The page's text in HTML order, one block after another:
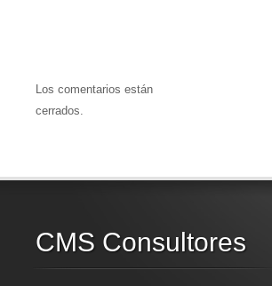
Los comentarios están
cerrados.
CMS Consultores